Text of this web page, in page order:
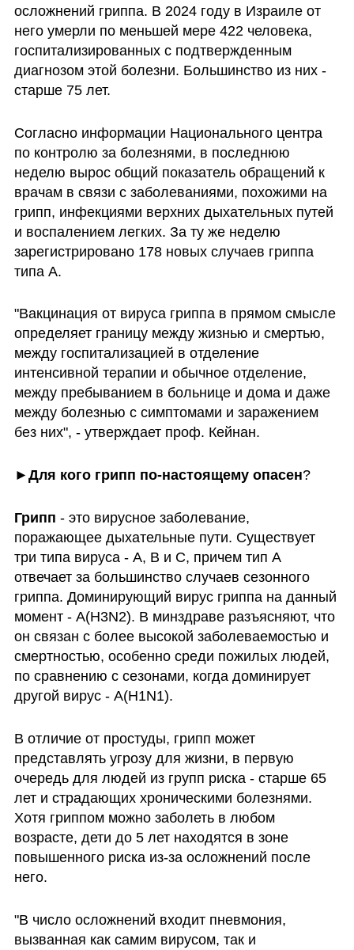
осложнений гриппа. В 2024 году в Израиле от
него умерли по меньшей мере 422 человека,
госпитализированных с подтвержденным
диагнозом этой болезни. Большинство из них -
старше 75 лет.
Согласно информации Национального центра
по контролю за болезнями, в последнюю
неделю вырос общий показатель обращений к
врачам в связи с заболеваниями, похожими на
грипп, инфекциями верхних дыхательных путей
и воспалением легких. За ту же неделю
зарегистрировано 178 новых случаев гриппа
типа A.
"Вакцинация от вируса гриппа в прямом смысле
определяет границу между жизнью и смертью,
между госпитализацией в отделение
интенсивной терапии и обычное отделение,
между пребыванием в больнице и дома и даже
между болезнью с симптомами и заражением
без них", - утверждает проф. Кейнан.
►Для кого грипп по-настоящему опасен?
Грипп - это вирусное заболевание,
поражающее дыхательные пути. Существует
три типа вируса - A, B и C, причем тип A
отвечает за большинство случаев сезонного
гриппа. Доминирующий вирус гриппа на данный
момент - A(H3N2). В минздраве разъясняют, что
он связан с более высокой заболеваемостью и
смертностью, особенно среди пожилых людей,
по сравнению с сезонами, когда доминирует
другой вирус - A(H1N1).
В отличие от простуды, грипп может
представлять угрозу для жизни, в первую
очередь для людей из групп риска - старше 65
лет и страдающих хроническими болезнями.
Хотя гриппом можно заболеть в любом
возрасте, дети до 5 лет находятся в зоне
повышенного риска из-за осложнений после
него.
"В число осложнений входит пневмония,
вызванная как самим вирусом, так и